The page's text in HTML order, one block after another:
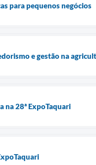
para pequenos negócios
e gestão na
na 28ª ExpoTaquari